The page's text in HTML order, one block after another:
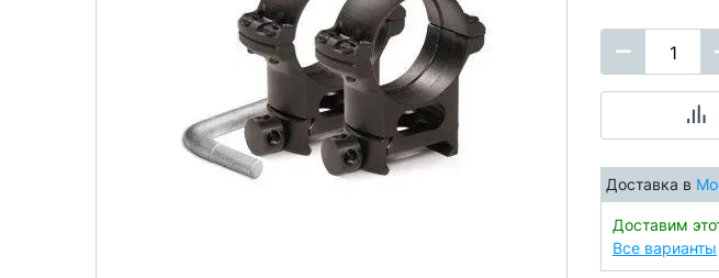
Доставка в
Доставим
Все варианты